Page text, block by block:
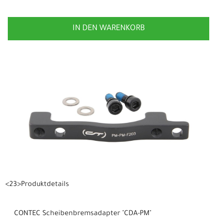
IN DEN WARENKORB
<23>Produktdetails
CONTEC Scheibenbremsadapter "CDA-PM"